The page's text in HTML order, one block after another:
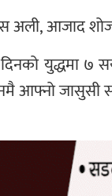
अली, आजाद
युद्धमा ७
आफ्नो जासुसी